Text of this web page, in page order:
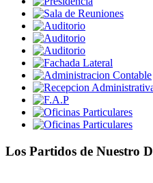
Los Partidos de Nuestro